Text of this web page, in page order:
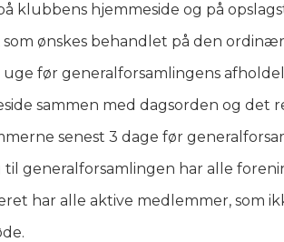
klubbens hjemmeside og på
som ønskes behandlet på den
uge før generalforsamlingens
sammen med dagsorden og
senest 3 dage før
til generalforsamlingen har alle
har alle aktive medlemmer, som